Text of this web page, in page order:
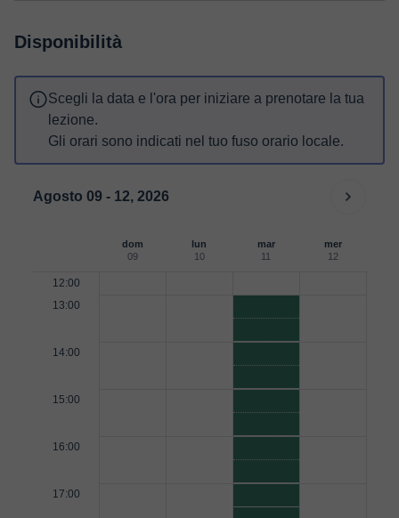
Disponibilità
Scegli la data e l'ora per iniziare a prenotare la tua
lezione.
Gli orari sono indicati nel tuo fuso orario locale.
Agosto 09 - 12, 2026
dom
09
lun
10
mar
11
mer
12
12:00
13:00
14:00
15:00
16:00
17:00